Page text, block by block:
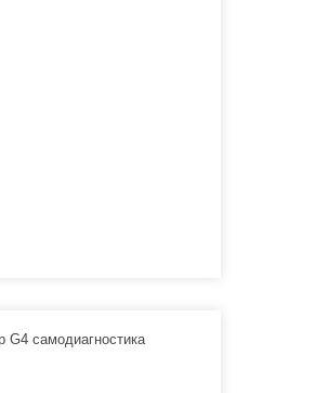
самодиагностика